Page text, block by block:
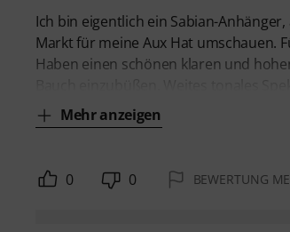
Ich bin eigentlich ein Sabian-
Markt für meine Aux Hat umschauen.
Haben einen schönen klaren und
Mehr anzeigen
0 0 BEWERTUNG